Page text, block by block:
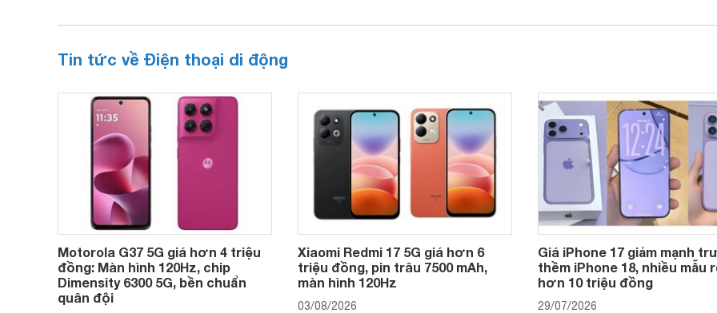
Tin tức về Điện thoại di động
Motorola G37 5G giá hơn 4 triệu
đồng: Màn hình 120Hz, chip
Dimensity 6300 5G, bền chuẩn
quân đội
Xiaomi Redmi 17 5G giá hơn 6
triệu đồng, pin trâu 7500 mAh,
màn hình 120Hz
03/08/2026
Giá iPhone 17 giảm mạnh
thềm iPhone 18, nhiều mẫu
hơn 10 triệu đồng
29/07/2026